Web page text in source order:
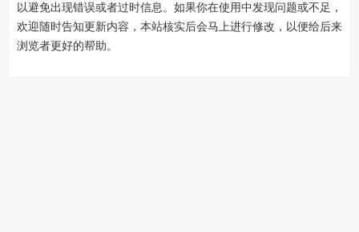
以避免出现错误或者过时信息。如果你在使用中发现问题或不足，
欢迎随时告知更新内容，本站核实后会马上进行修改，以便给后来
浏览者更好的帮助。